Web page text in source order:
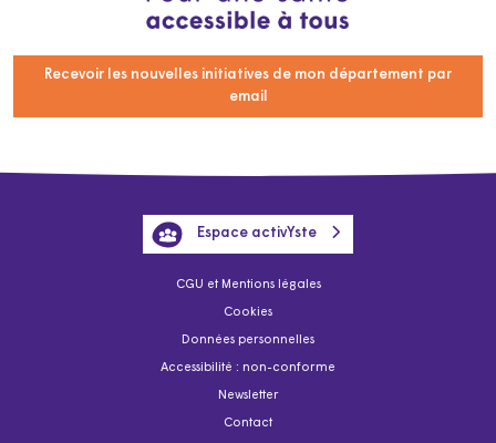
Recevoir les nouvelles initiatives de mon département par
email
CGU et Mentions légales
Cookies
Données personnelles
Accessibilité : non-conforme
Newsletter
Contact
Espace activYste